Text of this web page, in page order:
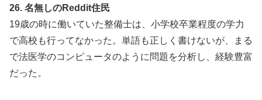
26. 名無しのReddit住民
19歳の時に働いていた整備士は、小学校卒業程度の学力
で高校も行ってなかった。単語も正しく書けないが、まる
で法医学のコンピュータのように問題を分析し、経験豊富
だった。